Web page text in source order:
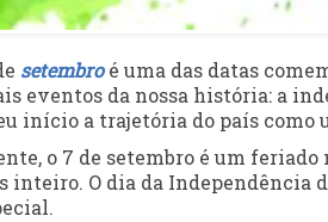
setembroé uma das datas
eventos da nossa história: a
início a trajetória do país como
o 7 de setembro é um
inteiro. O dia da Independência